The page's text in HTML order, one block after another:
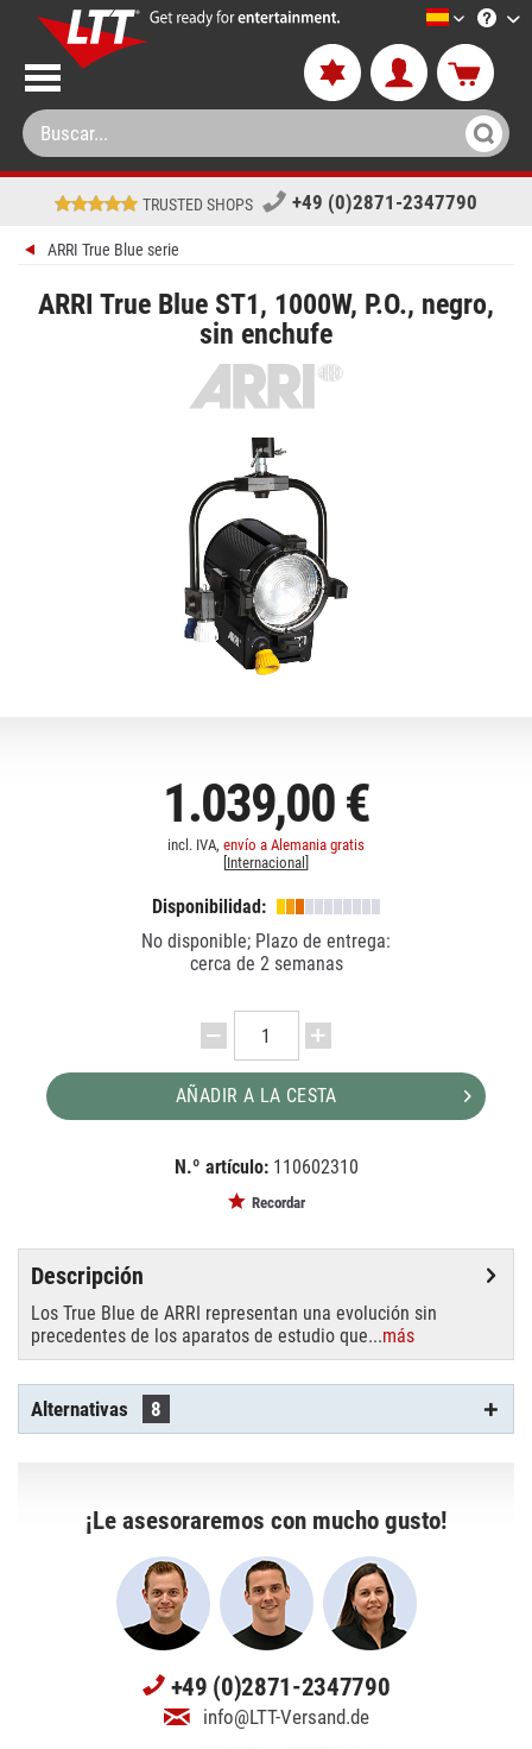
LTT-
TRUSTED SHOPS +49 (0)2871-2347790
ARRI True Blue serie
ARRI True Blue ST1, 1000W, P.O., negro,
sin enchufe
1.039,00 €
incl. IVA, envío a Alemania gratis
Internacional
Disponibilidad:
No disponible; Plazo de entrega:
cerca de 2 semanas
AÑADIR A LA CESTA
N.º artículo: 110602310
Recordar
Descripción
Los True Blue de ARRI representan una evolución sin
precedentes de los aparatos de estudio que...más
Alternativas 8
¡Le asesoraremos con mucho gusto!
+49 (0)2871-2347790
info@LTT-Versand.de